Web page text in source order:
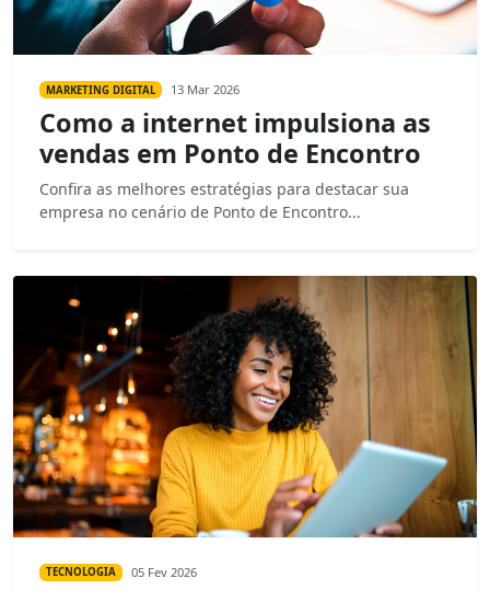
MARKETING DIGITAL 13 Mar 2026
Como a internet impulsiona as
vendas em Ponto de Encontro
Confira as melhores estratégias para destacar sua
empresa no cenário de Ponto de Encontro...
TECNOLOGIA 05 Fev 2026